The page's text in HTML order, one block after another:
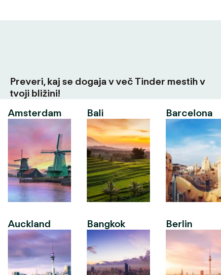
Preveri, kaj se dogaja v več Tinder mestih v
tvoji bližini!
Amsterdam
Auckland
Bali
Bangkok
Barcelona
Berlin